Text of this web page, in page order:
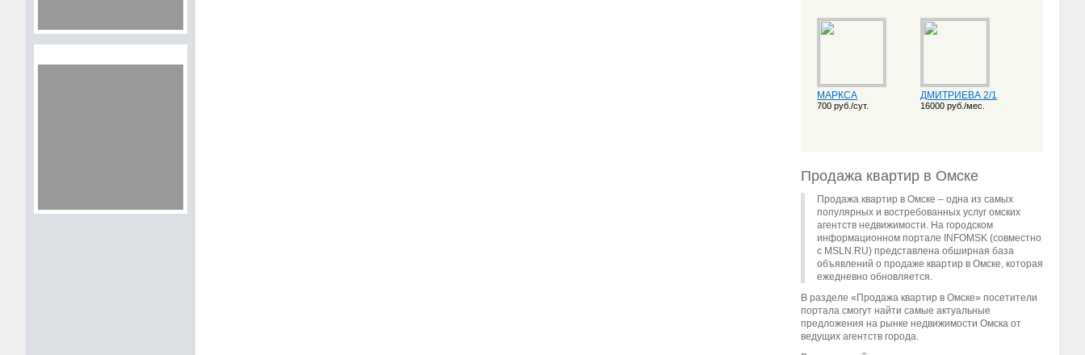
МАРКСА
700 руб./сут.
ДМИТРИЕВА 2/1
16000 руб./мес.
Продажа квартир в Омске
Продажа квартир в Омске – одна из самых
популярных и востребованных услуг омских
агентств недвижимости. На городском
информационном портале INFOMSK (совместно
с MSLN.RU) представлена обширная база
объявлений о продаже квартир в Омске, которая
ежедневно обновляется.
В разделе «Продажа квартир в Омске» посетители
портала смогут найти самые актуальные
предложения на рынке недвижимости Омска от
ведущих агентств города.